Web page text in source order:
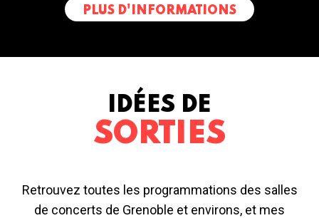
PLUS D'INFORMATIONS
IDÉES DE
SORTIES
Retrouvez toutes les programmations des salles
de concerts de Grenoble et environs, et mes